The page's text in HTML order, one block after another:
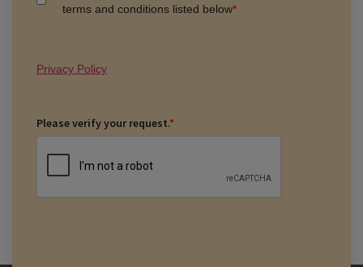
terms and conditions listed below*
Privacy Policy
Please verify your request.*